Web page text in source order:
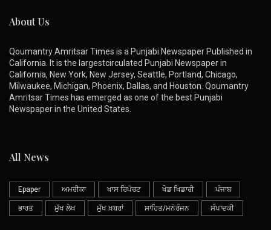
About Us
Qoumantry Amritsar Times is a Punjabi Newspaper Published in
California. It is the largestcirculated Punjabi Newspaper in
California, New York, New Jersey, Seattle, Portland, Chicago,
Milwaukee, Michigan, Phoenix, Dallas, and Houston. Qoumantry
Amritsar Times has emerged as one of the best Punjabi
Newspaper in the United States.
All News
Epaper ਅਮਰੀਕਾ ਖਾਸ ਰਿਪੋਰਟ ਖੇਡ ਖਿਡਾਰੀ ਪੰਜਾਬ
ਭਾਰਤ ਮੁੱਖ ਲੇਖ ਮੁੱਖ ਖ਼ਬਰਾਂ ਸਾਹਿਤ/ਮਨੋਰੰਜਨ ਸੰਪਾਦਕੀ